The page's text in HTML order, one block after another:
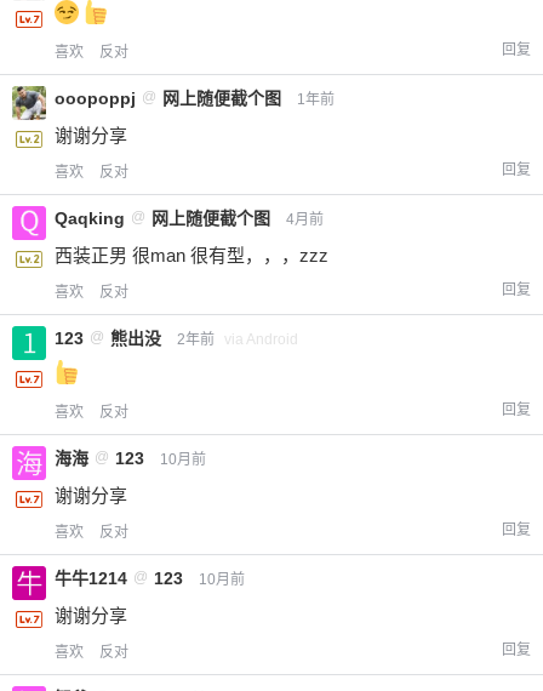
喜欢 反对 回复
ooopoppj @ 网上随便截个图 1年前
谢谢分享
喜欢 反对 回复
Qaqking @ 网上随便截个图 4月前
西装正男 很man 很有型，，，zzz
喜欢 反对 回复
123 @ 熊出没 2年前 via Android
喜欢 反对 回复
海海 @ 123 10月前
谢谢分享
喜欢 反对 回复
牛牛1214 @ 123 10月前
谢谢分享
喜欢 反对 回复